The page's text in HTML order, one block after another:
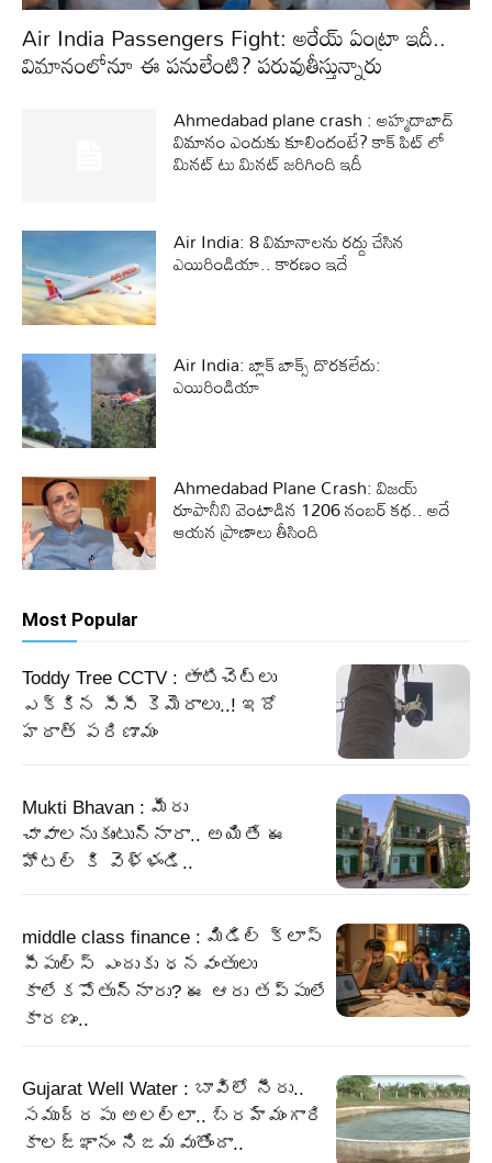
Air India Passengers Fight: అరేయ్ ఏంట్రా ఇదీ..
విమానంలోనూ ఈ పనులేంటి? పరువుతీస్తున్నారు
Ahmedabad plane crash : అహ్మదాబాద్‌
విమానం ఎందుకు కూలిందంటే? కాక్‌ పిట్‌ లో
మినట్‌ టు మినట్‌ జరిగింది ఇదీ
Air India: 8 విమానాలను రద్దు చేసిన
ఎయిరిండియా.. కారణం ఇదే
Air India: బ్లాక్ బాక్స్ దొరకలేదు:
ఎయిరిండియా
Ahmedabad Plane Crash: విజయ్
రూపానీని వెంటాడిన 1206 నంబర్ కథ.. అదే
ఆయన ప్రాణాలు తీసింది
Most Popular
Toddy Tree CCTV : తాటిచెట్లు
ఎక్కిన సీసీ కెమెరాలు..! ఇదో
హఠాత్ పరిణామం
Mukti Bhavan : మీరు
చావాలనుకుంటున్నారా.. అయితే ఈ
హోటల్ కి వెళ్ళండి..
middle class finance : మిడిల్ క్లాస్
పీపుల్స్ ఎందుకు ధనవంతులు
కాలేకపోతున్నారు? ఈ ఆరు తప్పులే
కారణం..
Gujarat Well Water : బావిలో నీరు..
సముద్రపు అలల్లా.. బ్రహ్మంగారి
కాలజ్ఞానం నిజమవుతోందా..